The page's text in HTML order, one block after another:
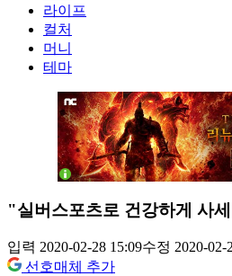
라이프
컬처
머니
테마
"실버스포츠로 건강하게 사
입력 2020-02-28 15:09수정 2020-02-
선호매체 추가